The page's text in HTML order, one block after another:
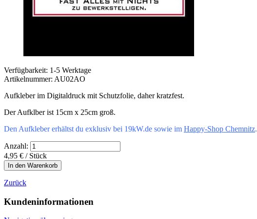
Verfügbarkeit: 1-5 Werktage
Artikelnummer: AU02AO
Aufkleber im Digitaldruck mit Schutzfolie, daher kratzfest.
Der Aufklber ist 15cm x 25cm groß.
Den Aufkleber erhältst du exklusiv bei 19kW.de sowie im Happy-Shop Chemnitz.
Anzahl:
4,95 € / Stück
Zurück
Kundeninformationen